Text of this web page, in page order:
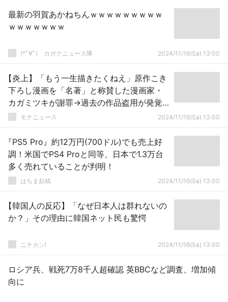
最新の羽賀あかねちんｗｗｗｗｗｗｗｗｗ
ｗｗｗｗｗｗｗ
(*ﾟ∀ﾟ)ゞカガクニュース隊 2024/11/16(Sa) 13:00
【炎上】「もう一生描きたくねえ」原作こき
下ろし漫画を「名著」と称賛した漫画家・
カガミツキが謝罪→過去の作品盗用が発覚
して絶賛炎上中ｗｗｗｗｗ
モナニュース 2024/11/16(Sa) 13:00
『PS5 Pro』約12万円(700ドル)でも売上好
調！米国でPS4 Proと同等、日本で1.3万台
多く売れていることが判明！
はちま起稿 2024/11/16(Sa) 13:00
【韓国人の反応】「なぜ日本人は群れないの
か？」その理由に韓国ネット民も驚愕
ニチカン! 2024/11/16(Sa) 13:00
ロシア兵、戦死7万8千人超確認 英BBCなど調査、増加傾
向に